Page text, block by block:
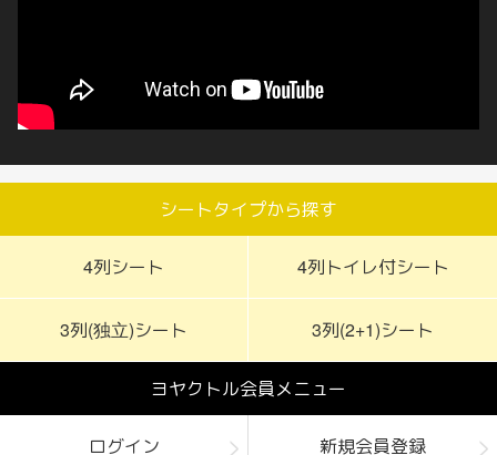
シートタイプから探す
4列シート 4列トイレ付シート
3列(独立)シート 3列(2+1)シート
ヨヤクトル会員メニュー
ログイン 新規会員登録